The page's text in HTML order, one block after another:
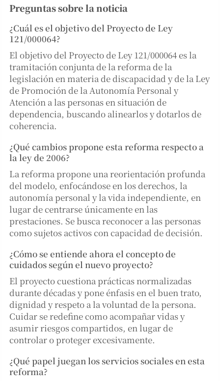
Preguntas sobre la noticia
¿Cuál es el objetivo del Proyecto de Ley
121/000064?
El objetivo del Proyecto de Ley 121/000064 es la
tramitación conjunta de la reforma de la
legislación en materia de discapacidad y de la Ley
de Promoción de la Autonomía Personal y
Atención a las personas en situación de
dependencia, buscando alinearlos y dotarlos de
coherencia.
¿Qué cambios propone esta reforma respecto a
la ley de 2006?
La reforma propone una reorientación profunda
del modelo, enfocándose en los derechos, la
autonomía personal y la vida independiente, en
lugar de centrarse únicamente en las
prestaciones. Se busca reconocer a las personas
como sujetos activos con capacidad de decisión.
¿Cómo se entiende ahora el concepto de
cuidados según el nuevo proyecto?
El proyecto cuestiona prácticas normalizadas
durante décadas y pone énfasis en el buen trato,
dignidad y respeto a la voluntad de la persona.
Cuidar se redefine como acompañar vidas y
asumir riesgos compartidos, en lugar de
controlar o proteger excesivamente.
¿Qué papel juegan los servicios sociales en esta
reforma?